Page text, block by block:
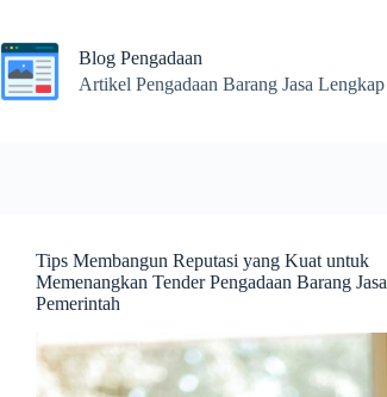
content
Blog Pengadaan
Artikel Pengadaan Barang Jasa Lengkap
Tips Membangun Reputasi yang Kuat untuk
Memenangkan Tender Pengadaan Barang Jasa
Pemerintah